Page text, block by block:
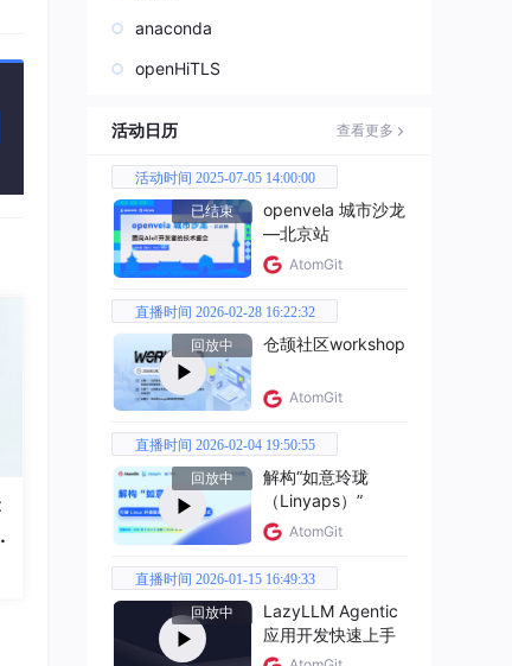
anaconda
openHiTLS
活动日历 查看更多
活动时间 2025-07-05 14:00:00
已结束
openvela 城市沙龙
—北京站
AtomGit
直播时间 2026-02-28 16:22:32
回放中
仓颉社区workshop
AtomGit
直播时间 2026-02-04 19:50:55
回放中
解构“如意玲珑
（Linyaps）”
AtomGit
直播时间 2026-01-15 16:49:33
回放中
LazyLLM Agentic
应用开发快速上手